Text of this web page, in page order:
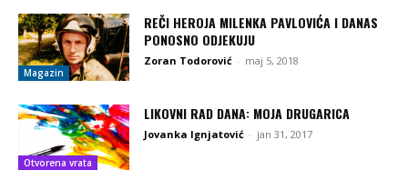
Magazin
REČI HEROJA MILENKA PAVLOVIĆA I DANAS
PONOSNO ODJEKUJU
Zoran Todorović - maj 5, 2018
Otvorena vrata
LIKOVNI RAD DANA: MOJA DRUGARICA
Jovanka Ignjatović - jan 31, 2017